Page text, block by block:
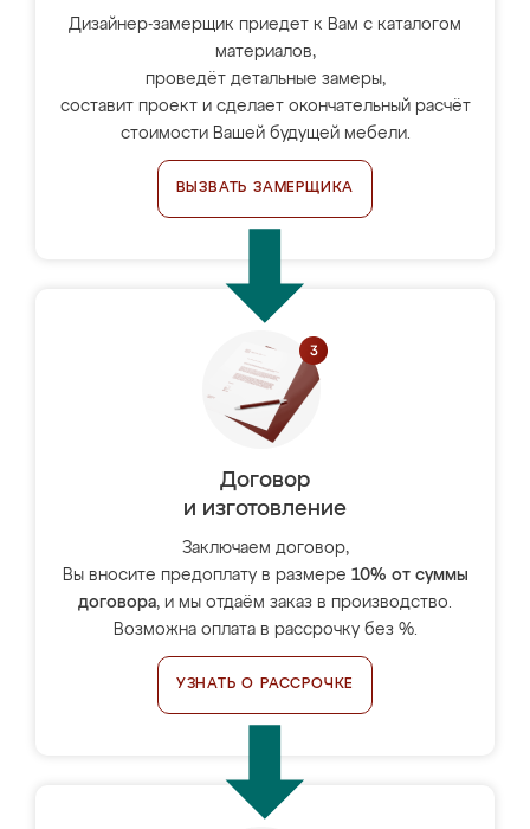
Дизайнер-замерщик приедет к Вам с каталогом
материалов,
проведёт детальные замеры,
составит проект и сделает окончательный расчёт
стоимости Вашей будущей мебели.
ВЫЗВАТЬ ЗАМЕРЩИКА
Договор
и изготовление
Заключаем договор,
Вы вносите предоплату в размере 10% от суммы
договора, и мы отдаём заказ в производство.
Возможна оплата в рассрочку без %.
УЗНАТЬ О РАССРОЧКЕ